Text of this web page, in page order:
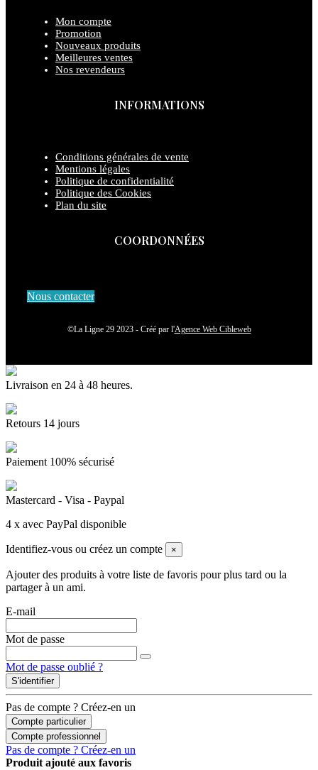
Mon compte
Promotion
Nouveaux produits
Meilleures ventes
Nos revendeurs
INFORMATIONS
Conditions générales de vente
Mentions légales
Politique de confidentialité
Politique des Cookies
Plan du site
COORDONNÉES
Nous contacter
©La Ligne 29 2023 - Créé par l'Agence Web Cibleweb
Livraison en 24 à 48 heures.
Retours 14 jours
Paiement 100% sécurisé
Mastercard - Visa - Paypal
4 x avec PayPal disponible
Identifiez-vous ou créez un compte ×
Ajouter des produits à votre liste de favoris pour plus tard ou la
partager à un ami.
E-mail
Mot de passe
Mot de passe oublié ?
S'identifier
Pas de compte ? Créez-en un
Compte particulier
Compte professionnel
Pas de compte ? Créez-en un
Produit ajouté aux favoris